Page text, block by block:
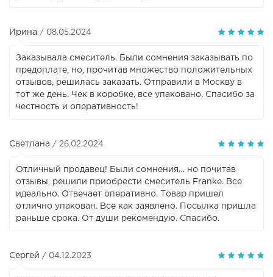
Ирина / 08.05.2024
Заказывала смеситель. Были сомнения заказывать по
предоплате, но, прочитав множество положительных
отзывов, решилась заказать. Отправили в Москву в
тот же день. Чек в коробке, все упаковано. Спасибо за
честность и оперативность!
Светлана / 26.02.2024
Отличный продавец! Были сомнения… но почитав
отзывы, решили приобрести смеситель Franke. Все
идеально. Отвечает оперативно. Товар пришел
отлично упакован. Все как заявлено. Посылка пришла
раньше срока. От души рекомендую. Спасибо.
Сергей / 04.12.2023